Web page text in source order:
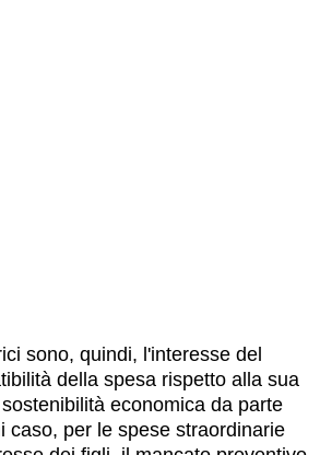
sono, quindi, l'interesse del
della spesa rispetto alla sua
economica da parte
caso, per le spese straordinarie